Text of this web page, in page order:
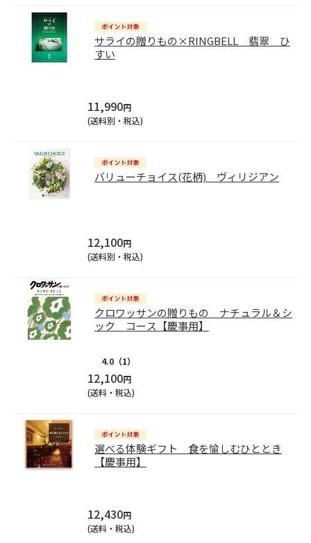
サライの贈りもの×RINGBELL 翡翠 ひ
すい
11,990円
(送料別・税込)
バリューチョイス(花柄) ヴィリジアン
12,100円
(送料別・税込)
クロワッサンの贈りもの ナチュラル＆シ
ック コース【慶事用】
4.0 （1）
12,100円
(送料・税込)
選べる体験ギフト 食を愉しむひととき
【慶事用】
12,430円
(送料・税込)